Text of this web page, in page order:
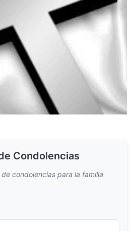
Condolencias
condolencias para la familia